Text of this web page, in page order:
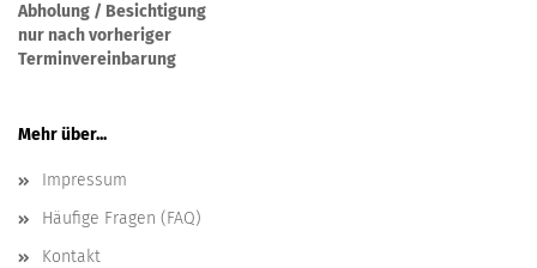
Abholung / Besichtigung
nur nach vorheriger
Terminvereinbarung
Mehr über...
Impressum
Häufige Fragen (FAQ)
Kontakt